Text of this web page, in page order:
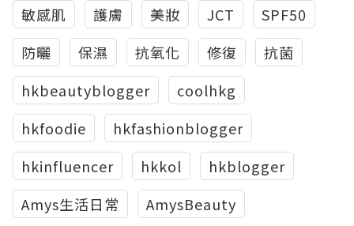
敏感肌
護膚 美妝 JCT
SPF50
防曬
保濕 抗氧化 修復
抗菌
hkbeautyblogger
coolhkg
hkfoodie
hkfashionblogger
hkinfluencer
hkkol
hkblogger
Amys生活日常
AmysBeauty